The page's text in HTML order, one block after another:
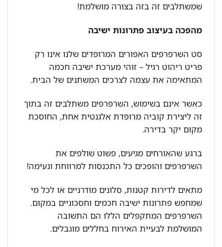
שמשתלבים זה בזה בצורה מושלמת!
מהפכה בעיצוב פתרונות ישיבה
סט השרפרפים האפורים המרופדים שלנו אינו רק
פריט ריהוט רגיל – זוהי מערכת ישיבה חכמה
המתאימה את עצמה לצרכים המשתנים של הבית.
כאשר אינם בשימוש, השרפרפים משתלבים זה בתוך
זה ליצירת קוביה מרופדת אלגנטית אחת, החוסכת
מקום יקר בדירה.
ברגע שהאורחים מגיעים, פשוט שולפים את
השרפרפים והופכים כל התכנסות למרווחת ונעימה!
מתאים לדירות קטנות, סלונים מודרניים או לכל מי
שמחפש פתרונות ישיבה חכמים וחסכוניים במקום.
השרפרפים המתקפלים הללו הם התשובה
המושלמת לבעיית האירוח בחללים מוגבלים.